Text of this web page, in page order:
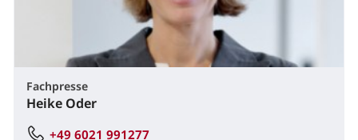
Fachpresse
Heike Oder
+49 6021 991277